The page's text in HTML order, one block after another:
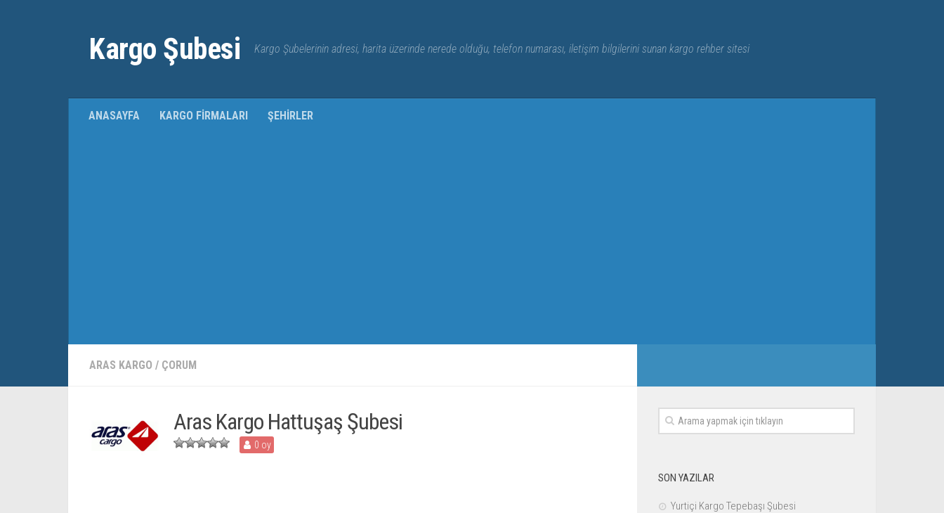
Kargo Şubesi Kargo Şubelerinin adresi, harita üzerinde nerede olduğu, telefon numarası, iletişim bilgilerini sunan kargo rehber sitesi
ANASAYFA KARGO FIRMALARI ŞEHIRLER
ARAS KARGO / ÇORUM
Aras Kargo Hattuşaş Şubesi
0 oy
SON YAZILAR
Yurtiçi Kargo Tepebaşı Şubesi